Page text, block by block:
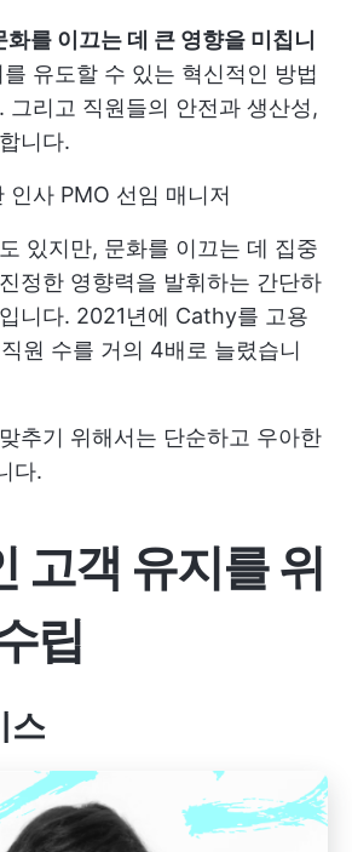
를 이끄는 데 큰 영향을 미칩니
유도할 수 있는 혁신적인 방법
그리고 직원들의 안전과 생산성,
니다.
인사 PMO 선임 매니저
있지만, 문화를 이끄는 데 집중
정한 영향력을 발휘하는 간단하
니다. 2021년에 Cathy를 고용
원 수를 거의 4배로 늘렸습니
추기 위해서는 단순하고 우아한
다.
고객 유지를 위
립
스